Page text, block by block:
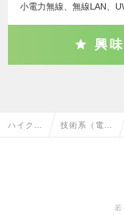
小電力無線、無線LAN、
興
ハイクラ 技術系（電
若